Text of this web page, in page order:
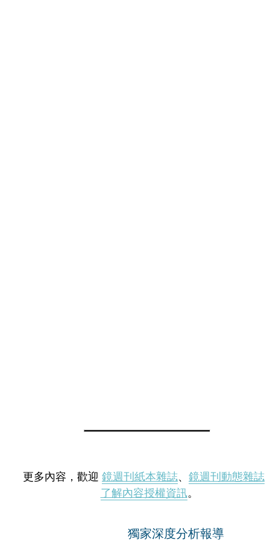
更多內容，歡迎 鏡週刊紙本雜誌、 鏡週刊動態雜誌
了解內容授權資訊。
獨家深度分析報導